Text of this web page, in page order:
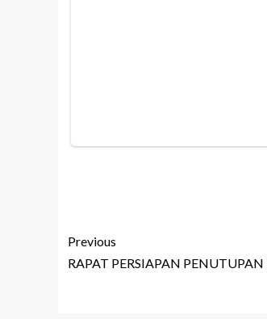
Previous
RAPAT PERSIAPAN